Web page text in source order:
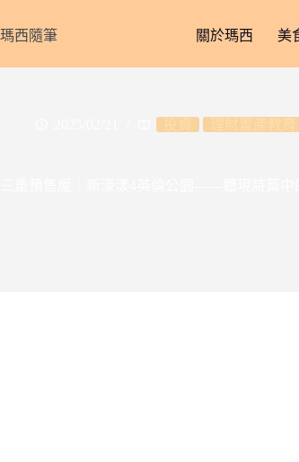
至
瑪西隨筆 關於瑪西 美